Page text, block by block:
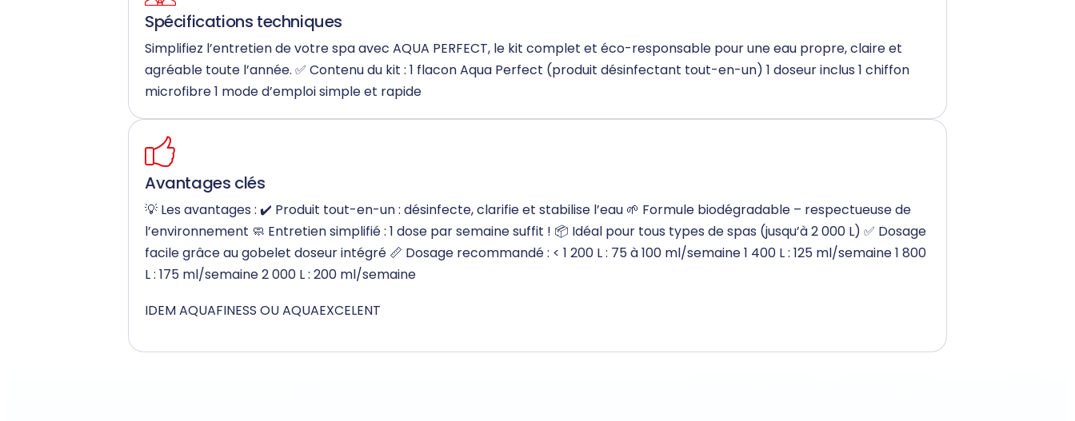
Spécifications techniques
Simplifiez l’entretien de votre spa avec AQUA PERFECT, le kit complet et éco-responsable pour une eau propre, claire et
agréable toute l’année. ✅ Contenu du kit : 1 flacon Aqua Perfect (produit désinfectant tout-en-un) 1 doseur inclus 1 chiffon
microfibre 1 mode d’emploi simple et rapide
Avantages clés
💡 Les avantages : ✔️ Produit tout-en-un : désinfecte, clarifie et stabilise l’eau 🌱 Formule biodégradable – respectueuse de
l’environnement 🧼 Entretien simplifié : 1 dose par semaine suffit ! 📦 Idéal pour tous types de spas (jusqu’à 2 000 L) ✅ Dosage
facile grâce au gobelet doseur intégré 📏 Dosage recommandé : < 1 200 L : 75 à 100 ml/semaine 1 400 L : 125 ml/semaine 1 800
L : 175 ml/semaine 2 000 L : 200 ml/semaine
IDEM AQUAFINESS OU AQUAEXCELENT